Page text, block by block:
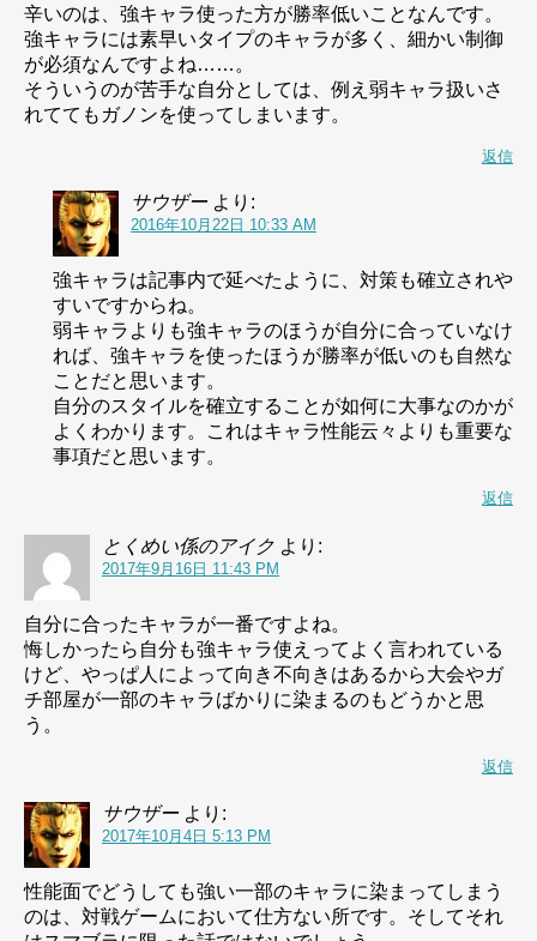
辛いのは、強キャラ使った方が勝率低いことなんです。
強キャラには素早いタイプのキャラが多く、細かい制御
が必須なんですよね……。
そういうのが苦手な自分としては、例え弱キャラ扱いさ
れててもガノンを使ってしまいます。
返信
サウザー より:
2016年10月22日 10:33 AM
強キャラは記事内で延べたように、対策も確立されや
すいですからね。
弱キャラよりも強キャラのほうが自分に合っていなけ
れば、強キャラを使ったほうが勝率が低いのも自然な
ことだと思います。
自分のスタイルを確立することが如何に大事なのかが
よくわかります。これはキャラ性能云々よりも重要な
事項だと思います。
返信
とくめい係のアイク より:
2017年9月16日 11:43 PM
自分に合ったキャラが一番ですよね。
悔しかったら自分も強キャラ使えってよく言われている
けど、やっぱ人によって向き不向きはあるから大会やガ
チ部屋が一部のキャラばかりに染まるのもどうかと思
う。
返信
サウザー より:
2017年10月4日 5:13 PM
性能面でどうしても強い一部のキャラに染まってしまう
のは、対戦ゲームにおいて仕方ない所です。そしてそれ